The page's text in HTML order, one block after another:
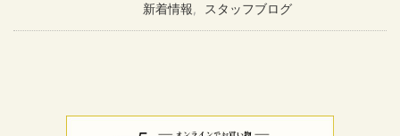
新着情報 スタッフブログ